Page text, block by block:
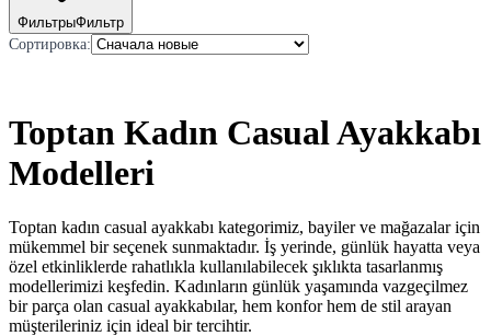
ФильтрыФильтр
Сортировка:
Toptan Kadın Casual Ayakkabı
Modelleri
Toptan kadın casual ayakkabı kategorimiz, bayiler ve mağazalar için
mükemmel bir seçenek sunmaktadır. İş yerinde, günlük hayatta veya
özel etkinliklerde rahatlıkla kullanılabilecek şıklıkta tasarlanmış
modellerimizi keşfedin. Kadınların günlük yaşamında vazgeçilmez
bir parça olan casual ayakkabılar, hem konfor hem de stil arayan
müşterileriniz için ideal bir tercihtir.